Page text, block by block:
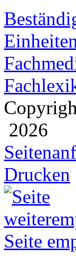
2026
Drucken
Seite